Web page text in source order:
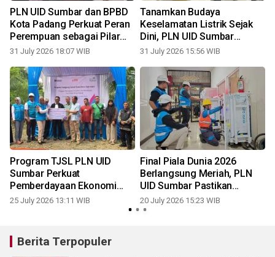
PLN UID Sumbar dan BPBD
Kota Padang Perkuat Peran
Perempuan sebagai Pilar
Ketangguhan Keluarga
31 July 2026 18:07 WIB
Tanamkan Budaya
Keselamatan Listrik Sejak
Dini, PLN UID Sumbar
Hadirkan "PLN Goes To
31 July 2026 15:56 WIB
Program TJSL PLN UID
Sumbar Perkuat
Pemberdayaan Ekonomi
Masyarakat
25 July 2026 13:11 WIB
Final Piala Dunia 2026
Berlangsung Meriah, PLN
UID Sumbar Pastikan
Pasokan Listrik Andal
Selama Nobar
20 July 2026 15:23 WIB
Berita Terpopuler